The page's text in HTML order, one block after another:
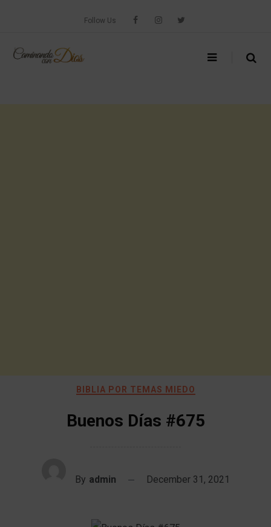
Follow Us
BIBLIA POR TEMAS MIEDO
Buenos Días #675
By admin December 31, 2021